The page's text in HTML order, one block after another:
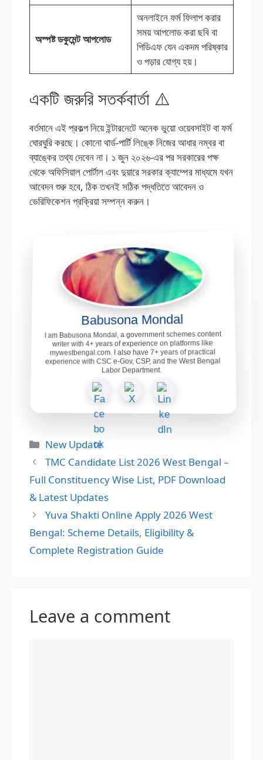
অস্পষ্ট ডকুমেন্ট আপলোড
অনলাইনে ফর্ম ফিলাপ করার
সময় আপলোড করা ছবি বা
পিডিএফ যেন একদম পরিষ্কার
ও পড়ার যোগ্য হয়।
একটি জরুরি সতর্কবার্তা ⚠️
বর্তমানে এই প্রকল্প নিয়ে ইন্টারনেটে অনেক ভুয়ো ওয়েবসাইট বা ফর্ম
ঘোরঘুরি করছে। কোনো থার্ড-পার্টি লিঙ্কে নিজের আধার নম্বর বা
ব্যাঙ্কের তথ্য দেবেন না। ১ জুন ২০২৬-এর পর সরকারের পক্ষ
থেকে অফিসিয়াল পোর্টাল এবং দুয়ারে সরকার ক্যাম্পের মাধ্যমে যখন
আবেদন শুরু হবে, ঠিক তখনই সঠিক পদ্ধতিতে আবেদন ও
ভেরিফিকেশন প্রক্রিয়া সম্পন্ন করুন।
Babusona Mondal
I am Babusona Mondal, a government schemes content
writer with 4+ years of experience on platforms like
mywestbengal.com. I also have 7+ years of practical
experience with CSC e-Gov, CSP, and the West Bengal
Labor Department.
Categories
New Update
TMC Candidate List 2026 West Bengal –
Full Constituency Wise List, PDF Download
& Latest Updates
Yuva Shakti Online Apply 2026 West
Bengal: Scheme Details, Eligibility &
Complete Registration Guide
Leave a comment